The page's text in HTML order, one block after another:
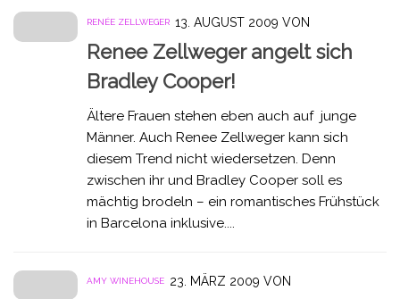
RENÉE ZELLWEGER 13. AUGUST 2009 VON
Renee Zellweger angelt sich
Bradley Cooper!
Ältere Frauen stehen eben auch auf junge
Männer. Auch Renee Zellweger kann sich
diesem Trend nicht wiedersetzen. Denn
zwischen ihr und Bradley Cooper soll es
mächtig brodeln – ein romantisches Frühstück
in Barcelona inklusive....
AMY WINEHOUSE 23. MÄRZ 2009 VON